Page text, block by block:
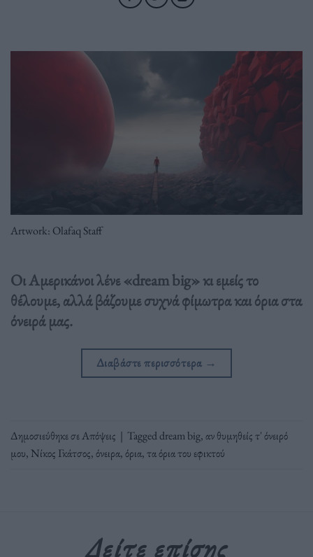
Artwork: Olafaq Staff
Οι Αμερικάνοι λένε «dream big» κι εμείς το
θέλουμε, αλλά βάζουμε συχνά φίμωτρα και όρια στα
όνειρά μας.
Διαβάστε περισσότερα →
Δημοσιεύθηκε σεΑπόψεις | Taggeddream big,αν θυμηθείς τ' όνειρό
μου, Νίκος Γκάτσος,όνειρα,όρια,τα όρια του εφικτού
Δείτε επίσης